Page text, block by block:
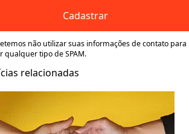
Cadastrar
não utilizar suas informações de contato para
qualquer tipo de SPAM.
relacionadas